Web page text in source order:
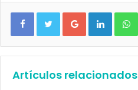
Google+ LinkedIn
Artículos relacionados